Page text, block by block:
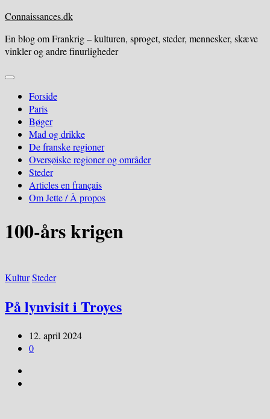
Skip
content
Connaissances.dk
En blog om Frankrig – kulturen, sproget, steder, mennesker, skæve
vinkler og andre finurligheder
Expand
Forside
Paris
Bøger
Mad og drikke
De franske regioner
Oversøiske regioner og områder
Steder
Articles en français
Om Jette / À propos
100-års krigen
KulturSteder
På lynvisit i Troyes
12. april 2024
0